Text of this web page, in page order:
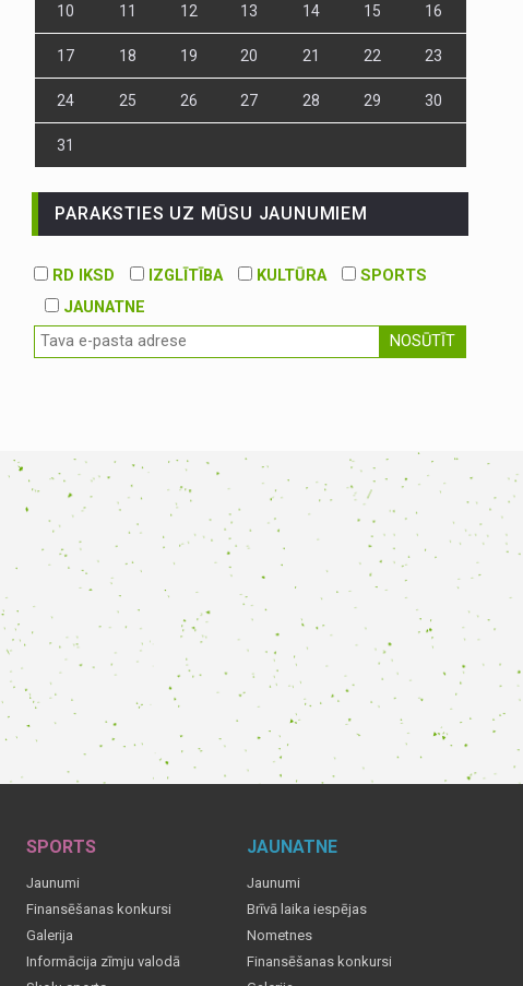
10 11 12 13 14 15 16
17 18 19 20 21 22 23
24 25 26 27 28 29 30
31
PARAKSTIES UZ MŪSU JAUNUMIEM
RD IKSD IZGLĪTĪBA KULTŪRA
SPORTS
JAUNATNE
NOSŪTĪT
SPORTS
Jaunumi
Finansēšanas konkursi
Galerija
Informācija zīmju valodā
JAUNATNE
Jaunumi
Brīvā laika iespējas
Nometnes
Finansēšanas konkursi